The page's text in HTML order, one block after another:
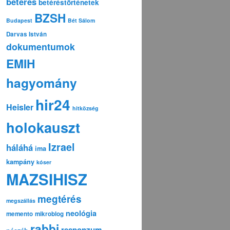
betéréstörténetek
Budapest BZSH Bét Sálom
Darvas István
dokumentumok
EMIH
hagyomány
Heisler hir24 hitközség
holokauszt
háláhá ima Izrael
kampány kóser
MAZSIHISZ
megszállás megtérés
memento mikroblog neológia